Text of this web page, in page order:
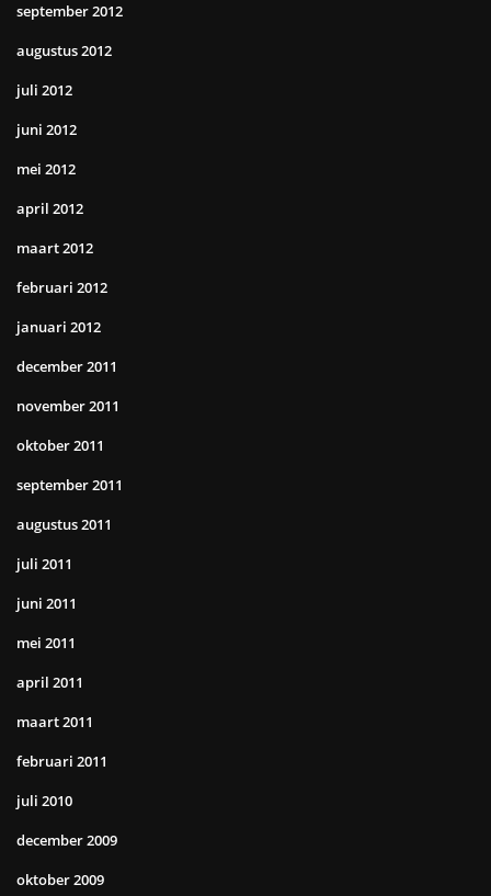
september 2012
augustus 2012
juli 2012
juni 2012
mei 2012
april 2012
maart 2012
februari 2012
januari 2012
december 2011
november 2011
oktober 2011
september 2011
augustus 2011
juli 2011
juni 2011
mei 2011
april 2011
maart 2011
februari 2011
juli 2010
december 2009
oktober 2009